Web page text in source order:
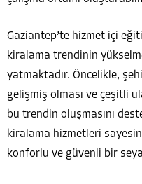
Gaziantep’te hizmet içi
kiralama trendinin
yatmaktadır. Öncelikle,
gelişmiş olması ve çeşitli
bu trendin oluşmasını
kiralama hizmetleri
konforlu ve güvenli bir